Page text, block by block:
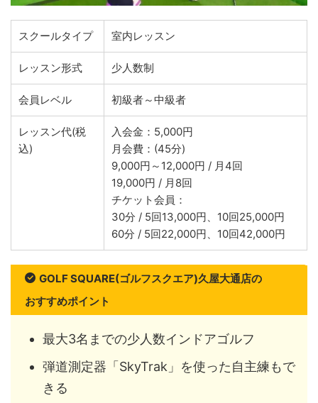
スクールタイプ 室内レッスン
レッスン形式 少人数制
会員レベル 初級者～中級者
レッスン代(税
込)
入会金：5,000円
月会費：(45分)
9,000円～12,000円 / 月4回
19,000円 / 月8回
チケット会員：
30分 / 5回13,000円、10回25,000円
60分 / 5回22,000円、10回42,000円
GOLF SQUARE(ゴルフスクエア)久屋大通店の
おすすめポイント
最大3名までの少人数インドアゴルフ
弾道測定器「SkyTrak」を使った自主練もで
きる